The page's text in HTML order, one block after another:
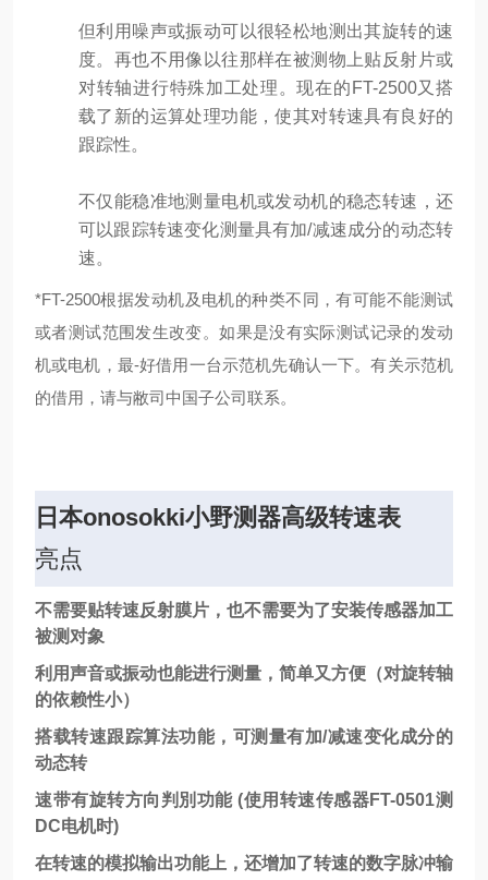
但利用噪声或振动可以很轻松地测出其旋转的速
度。再也不用像以往那样在被测物上贴反射片或
对转轴进行特殊加工处理。现在的FT-2500又搭
载了新的运算处理功能，使其对转速具有良好的
跟踪性。
不仅能稳准地测量电机或发动机的稳态转速，还
可以跟踪转速变化测量具有加/减速成分的动态转
速。
*FT-2500根据发动机及电机的种类不同，有可能不能测试
或者测试范围发生改变。如果是没有实际测试记录的发动
机或电机，最-好借用一台示范机先确认一下。有关示范机
的借用，请与敝司中国子公司联系。
日本onosokki小野测器高级转速表
亮点
不需要贴转速反射膜片，也不需要为了安装传感器加工
被测对象
利用声音或振动也能进行测量，简单又方便（对旋转轴
的依赖性小）
搭载转速跟踪算法功能，可测量有加/减速变化成分的
动态转
速带有旋转方向判別功能 (使用转速传感器FT-0501测
DC电机时)
在转速的模拟输出功能上，还增加了转速的数字脉冲输